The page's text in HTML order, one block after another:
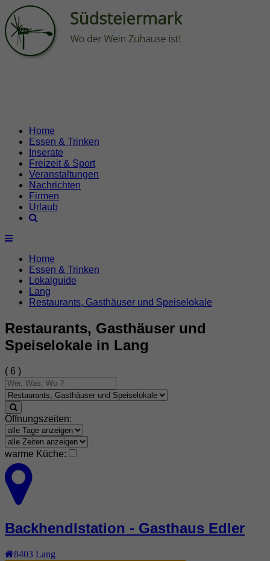
Home
Essen & Trinken
Inserate
Freizeit & Sport
Veranstaltungen
Nachrichten
Firmen
Urlaub
Home
Essen & Trinken
Lokalguide
Lang
Restaurants, Gasthäuser und Speiselokale
Restaurants, Gasthäuser und
Speiselokale in Lang
( 6 )
Öffnungszeiten:
warme Küche:
Backhendlstation - Gasthaus Edler
8403 Lang